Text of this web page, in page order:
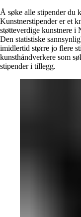
Å søke alle stipender du
Kunstnerstipender er et
støtteverdige kunstnere i
Den statistiske
imidlertid større jo flere
kunsthåndverkere som
stipender i tillegg.